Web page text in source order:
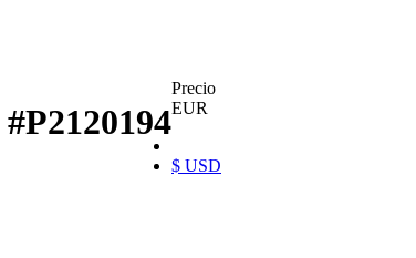
#P2120194
Precio
EUR
$ USD